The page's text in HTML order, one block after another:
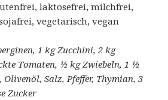
laktosefrei, milchfrei,
vegetarisch, vegan
1 kg Zucchini, 2 kg
Tomaten, ½ kg Zwiebeln, 1 ½
Salz, Pfeffer, Thymian, 3
Zucker